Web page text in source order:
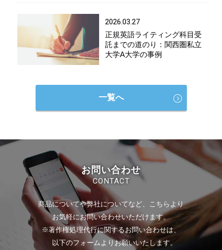
一覧へ
2026.03.27
正規英語ライティング科目受
託までの道のり：関西圏私立
大学A大学の事例
お問い合わせ
CONTACT
商品についてや弊社についてなど、こちらより
お気軽にお問い合わせいただけます。
※著作権処理代行に関するお問い合わせは、
以下のフォームよりお願いいたします。